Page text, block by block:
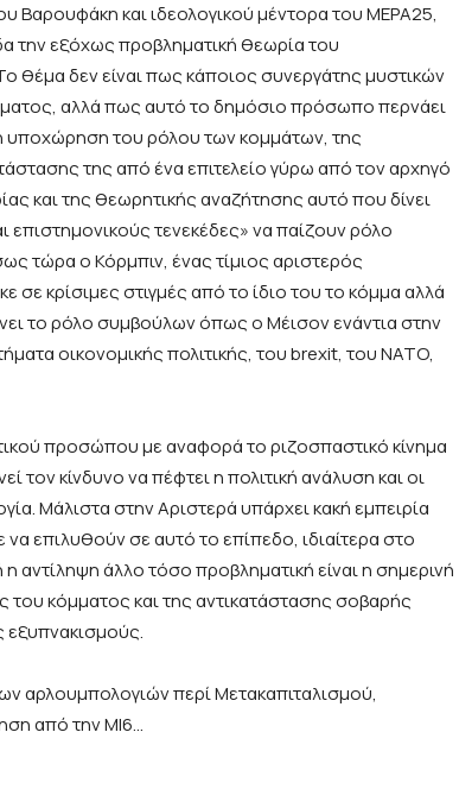
Βαρουφάκη και ιδεολογικού μέντορα του ΜΕΡΑ25,
την εξόχως προβληματική θεωρία του
θέμα δεν είναι πως κάποιος συνεργάτης μυστικών
αλλά πως αυτό το δημόσιο πρόσωπο περνάει
η υποχώρηση του ρόλου των κομμάτων, της
της από ένα επιτελείο γύρω από τον αρχηγό
και της θεωρητικής αναζήτησης αυτό που δίνει
επιστημονικούς τενεκέδες» να παίζουν ρόλο
τώρα ο Κόρμπιν, ένας τίμιος αριστερός
κρίσιμες στιγμές από το ίδιο του το κόμμα αλλά
το ρόλο συμβούλων όπως ο Μέισον ενάντια στην
οικονομικής πολιτικής, του brexit, του ΝΑΤΟ,
προσώπου με αναφορά το ριζοσπαστικό κίνημα
τον κίνδυνο να πέφτει η πολιτική ανάλυση και οι
Μάλιστα στην Αριστερά υπάρχει κακή εμπειρία
επιλυθούν σε αυτό το επίπεδο, ιδιαίτερα στο
αντίληψη άλλο τόσο προβληματική είναι η σημερινή
κόμματος και της αντικατάστασης σοβαρής
εξυπνακισμούς.
αρλουμπολογιών περί Μετακαπιταλισμού,
από την ΜΙ6…